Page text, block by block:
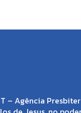
– Agência